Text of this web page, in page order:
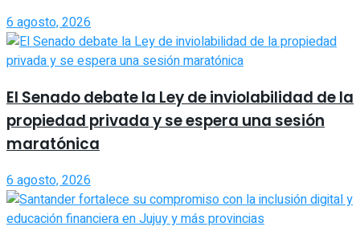
6 agosto, 2026
El Senado debate la Ley de inviolabilidad de la
propiedad privada y se espera una sesión
maratónica
6 agosto, 2026